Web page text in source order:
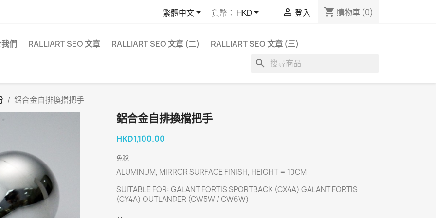
繁體中文 貨幣： HKD  登入 shopping_cart 購物車 (0)
們 RALLIART SEO 文章 RALLIART SEO 文章 (二) RALLIART SEO 文章 (三)
search
鋁合金自排換擋把手
鋁合金自排換擋把手
HKD1,100.00
免稅
ALUMINUM, MIRROR SURFACE FINISH, HEIGHT = 10CM
SUITABLE FOR: GALANT FORTIS SPORTBACK (CX4A) GALANT FORTIS
(CY4A) OUTLANDER (CW5W / CW6W)